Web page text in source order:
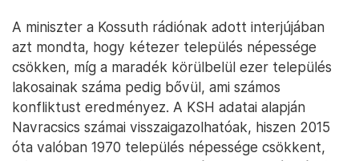
A miniszter a Kossuth rádiónak adott interjújában
azt mondta, hogy kétezer település népessége
csökken, míg a maradék körülbelül ezer település
lakosainak száma pedig bővül, ami számos
konfliktust eredményez. A KSH adatai alapján
Navracsics számai visszaigazolhatóak, hiszen 2015
óta valóban 1970 település népessége csökkent,